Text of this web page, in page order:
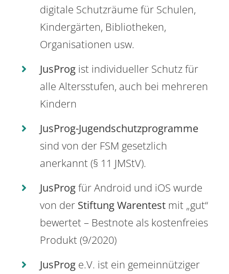
digitale Schutzräume für Schulen,
Kindergärten, Bibliotheken,
Organisationen usw.
JusProg ist individueller Schutz für
alle Altersstufen, auch bei mehreren
Kindern
JusProg-Jugendschutzprogramme
sind von der FSM gesetzlich
anerkannt (§ 11 JMStV).
JusProgfür Android und iOS wurde
von der Stiftung Warentest mit „gut“
bewertet – Bestnote als kostenfreies
Produkt (9/2020)
JusProg e.V. ist ein gemeinnütziger